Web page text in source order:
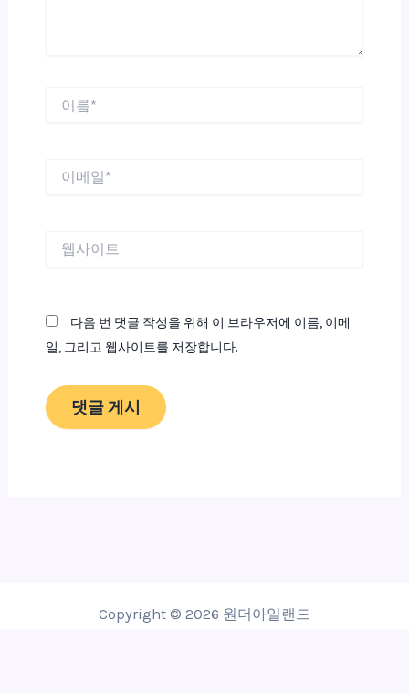
다음 번 댓글 작성을 위해 이 브라우저에 이름, 이메
일, 그리고 웹사이트를 저장합니다.
Copyright © 2026 원더아일랜드